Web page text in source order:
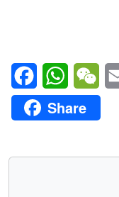
FacebookWhatsApp
Share